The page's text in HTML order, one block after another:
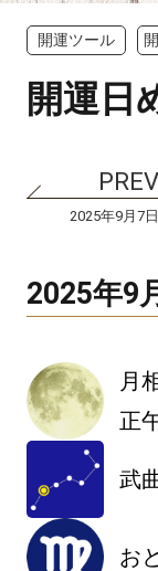
開運ツール
開運日
2025年9月7日
2025年9
月
正
武
お